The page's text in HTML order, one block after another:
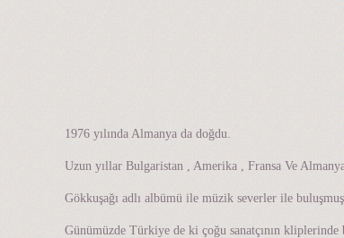
1976 yılında Almanya da doğdu.
Uzun yıllar Bulgaristan , Amerika , Fransa Ve
Gökkuşağı adlı albümü ile müzik severler ile
Günümüzde Türkiye de ki çoğu sanatçının